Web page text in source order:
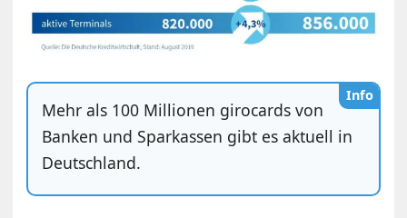
Info
Mehr als 100 Millionen girocards von
Banken und Sparkassen gibt es aktuell in
Deutschland.